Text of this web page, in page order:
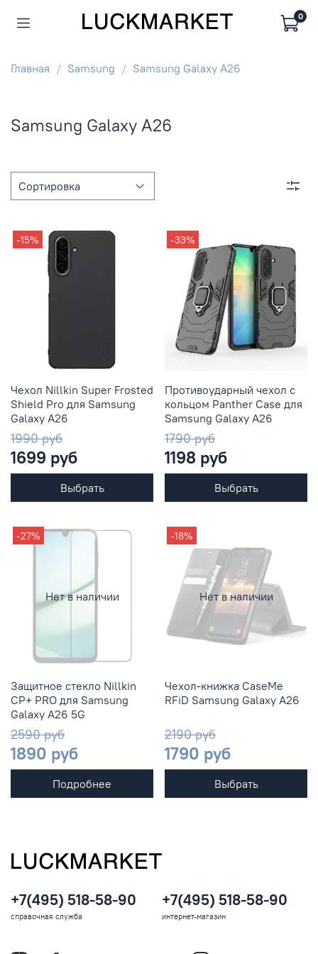
0
Главная Samsung Samsung Galaxy A26
Samsung Galaxy A26
-15%
Чехол Nillkin Super Frosted
Shield Pro для Samsung
Galaxy A26
1990 руб
1699 руб
Выбрать
-33%
Противоударный чехол с
кольцом Panther Case для
Samsung Galaxy A26
1790 руб
1198 руб
Выбрать
Нет в наличии
-27%
Защитное стекло Nillkin
CP+ PRO для Samsung
Galaxy A26 5G
2590 руб
1890 руб
Подробнее
Нет в наличии
-18%
Чехол-книжка CaseMe
RFiD Samsung Galaxy A26
2190 руб
1790 руб
Выбрать
+7(495) 518-58-90
справочная служба
+7(495) 518-58-90
интернет-магазин